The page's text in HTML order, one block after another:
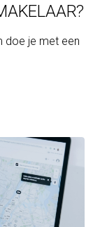
doe je met een